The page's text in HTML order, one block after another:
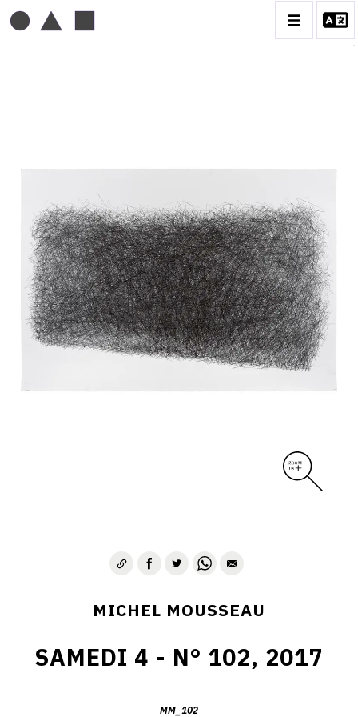
CATALOGUE DES OEUVRES
DESSIN
PEINTURE
CONTACT
MICHEL MOUSSEAU
SAMEDI 4 - N° 102, 2017
MM_102